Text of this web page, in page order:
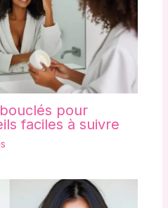
pour
faciles à suivre